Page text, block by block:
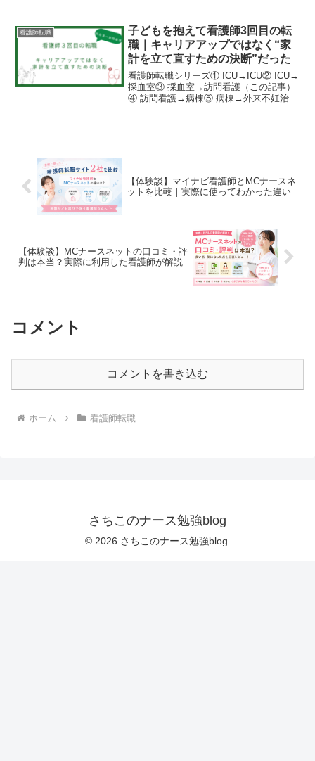
くあることだと思います。私も経験があ
ります。つらい種類も様々...
看護師転職
子どもを抱えて看護師3回目の転
職｜キャリアアップではなく“家
計を立て直すための決断”だった
看護師転職シリーズ① ICU→ICU② ICU→
採血室③ 採血室→訪問看護（この記事）
④ 訪問看護→病棟⑤ 病棟→外来不妊治療
【体験談】マイナビ看護師とMCナースネ
ットを比較｜実際に使ってわかった違い
【体験談】MCナースネットの口コミ・評
判は本当？実際に利用した看護師が解説
コメント
コメントを書き込む
ホーム 看護師転職
さちこのナース勉強blog
© 2026 さちこのナース勉強blog.